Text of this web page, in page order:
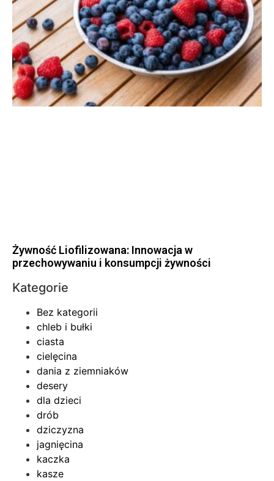
Żywność Liofilizowana: Innowacja w
przechowywaniu i konsumpcji żywności
Kategorie
Bez kategorii
chleb i bułki
ciasta
cielęcina
dania z ziemniaków
desery
dla dzieci
drób
dziczyzna
jagnięcina
kaczka
kasze